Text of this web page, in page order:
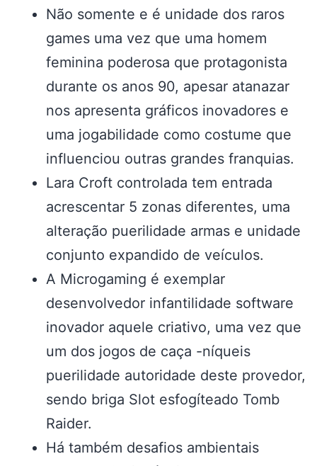
Não somente e é unidade dos raros
games uma vez que uma homem
feminina poderosa que protagonista
durante os anos 90, apesar atanazar
nos apresenta gráficos inovadores e
uma jogabilidade como costume que
influenciou outras grandes franquias.
Lara Croft controlada tem entrada
acrescentar 5 zonas diferentes, uma
alteração puerilidade armas e unidade
conjunto expandido de veículos.
A Microgaming é exemplar
desenvolvedor infantilidade software
inovador aquele criativo, uma vez que
um dos jogos de caça -níqueis
puerilidade autoridade deste provedor,
sendo briga Slot esfogíteado Tomb
Raider.
Há também desafios ambientais